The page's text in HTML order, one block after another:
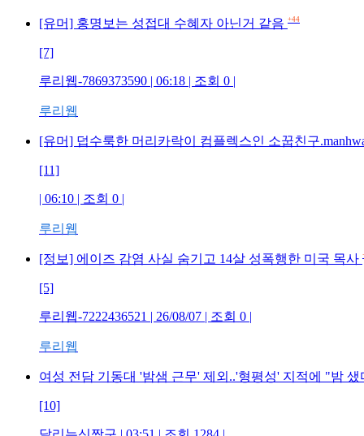
[유머] 홍명보는 성접대 수혜자 아닌거 같음 +44
[7]
루리웹-7869373590 | 06:18 | 조회 0 |
루리웹
[유머] 덥수룩한 머리카락이 컴플렉스인 소꿉친구
[11]
| 06:10 | 조회 0 |
루리웹
[정보] 에이즈 감염 사실 숨기고 14살 성폭행한 미국 목사
[5]
루리웹-7222436521 | 26/08/07 | 조회 0 |
루리웹
여성 전담 기동대 '밤샘 근무' 제외..'형평성' 지적에 "밤
[10]